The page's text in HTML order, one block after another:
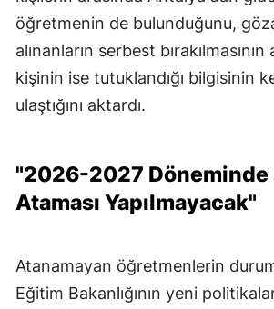
öğretmenin de bulunduğunu,
alınanların serbest
kişinin ise tutuklandığı bilgisinin
ulaştığını aktardı.
"2026-2027 Döneminde
Ataması Yapılmayacak"
Atanamayan öğretmenlerin
Eğitim Bakanlığının yeni